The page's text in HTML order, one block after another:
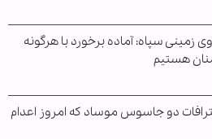
زمینی سپاه: آماده برخورد با هرگونه
هستیم
دو جاسوس موساد که امروز اعدام